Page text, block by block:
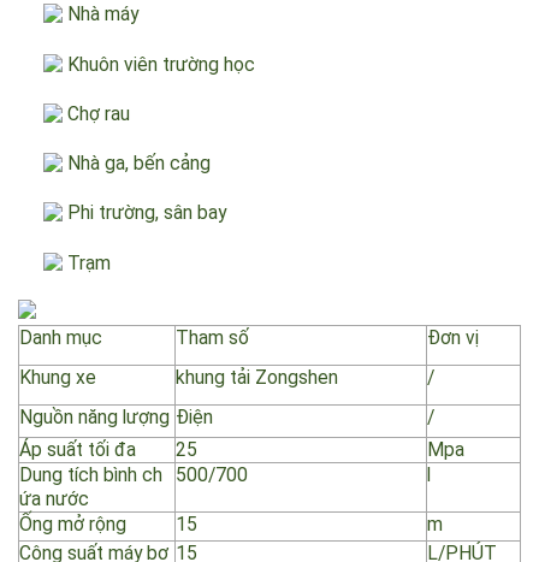
Cảnh quan, công viên
Nhà máy
Phi trường, sân bay
Trạm
Danh mục Tham số
Đơn vị
Khung xe
Nguồn năng lượng Điện
/